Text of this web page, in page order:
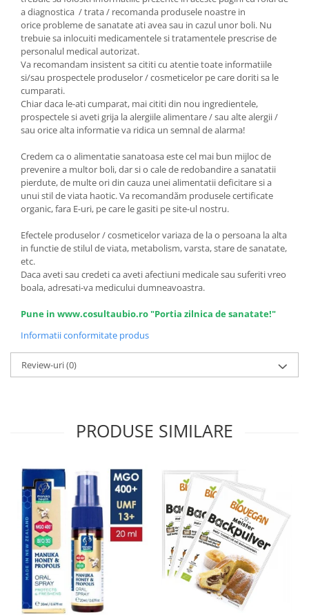
a diagnostica / trata / recomanda produsele noastre in
orice probleme de sanatate ati avea sau in cazul unor boli. Nu
trebuie sa inlocuiti medicamentele si tratamentele prescrise de
personalul medical autorizat.
Va recomandam insistent sa cititi cu atentie toate informatiile
si/sau prospectele produselor / cosmeticelor pe care doriti sa le
cumparati.
Chiar daca le-ati cumparat, mai cititi din nou ingredientele,
prospectele si aveti grija la alergiile alimentare / sau alte alergii /
sau orice alta informatie va ridica un semnal de alarma!
Credem ca o alimentatie sanatoasa este cel mai bun mijloc de
prevenire a multor boli, dar si o cale de redobandire a sanatatii
pierdute, de multe ori din cauza unei alimentatii deficitare si a
unui stil de viata haotic. Va recomandăm produsele certificate
organic, fara E-uri, pe care le gasiti pe site-ul nostru.
Efectele produselor / cosmeticelor variaza de la o persoana la alta
in functie de stilul de viata, metabolism, varsta, stare de sanatate,
etc.
Daca aveti sau credeti ca aveti afectiuni medicale sau suferiti vreo
boala, adresati-va medicului dumneavoastra.
Pune in www.cosultaubio.ro "Portia zilnica de sanatate!"
Informatii conformitate produs
Review-uri(0)
PRODUSE SIMILARE